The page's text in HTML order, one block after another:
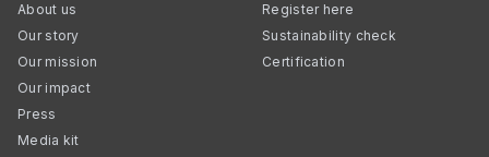
About us
Our story
Our mission
Our impact
Press
Media kit
Register here
Sustainability check
Certification